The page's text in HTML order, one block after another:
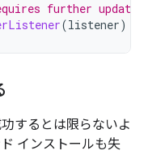
further
(listener)
するとは限らないよ
インストールも失